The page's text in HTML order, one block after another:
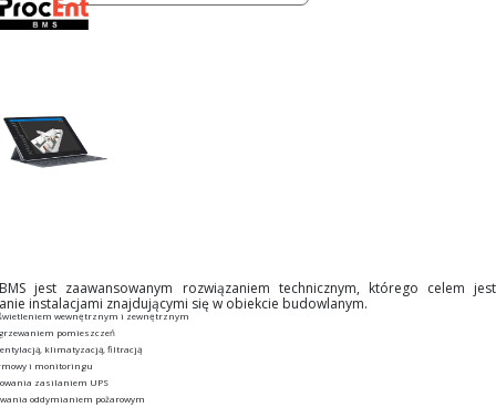
jest zaawansowanym rozwiązaniem technicznym, którego celem jest
instalacjami znajdującymi się w obiekcie budowlanym.
wewnętrznym i zewnętrznym
pomieszczeń
klimatyzacją, filtracją
i monitoringu
zasilaniem UPS
oddymianiem pożarowym